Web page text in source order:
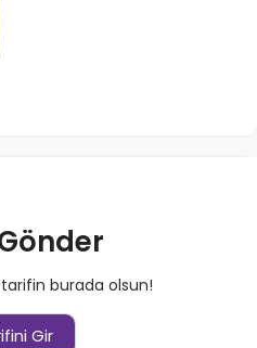
burada olsun!
Gir